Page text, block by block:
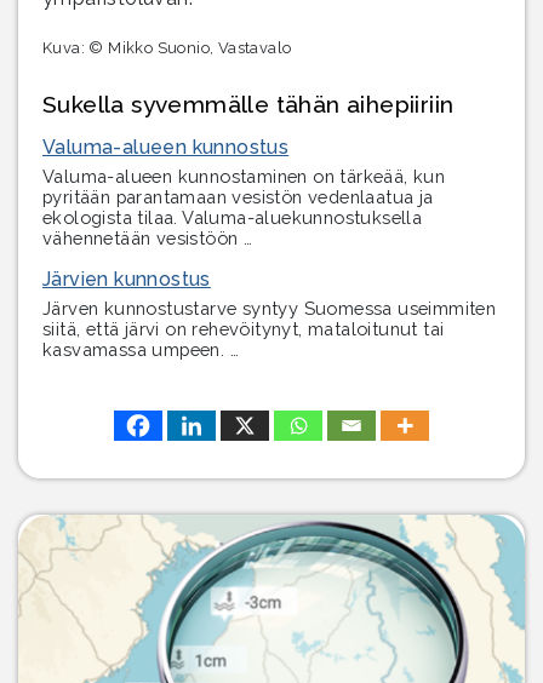
Kuva: © Mikko Suonio, Vastavalo
Sukella syvemmälle tähän aihepiiriin
Valuma-alueen kunnostus
Valuma-alueen kunnostaminen on tärkeää, kun
pyritään parantamaan vesistön vedenlaatua ja
ekologista tilaa. Valuma-aluekunnostuksella
vähennetään vesistöön …
Järvien kunnostus
Järven kunnostustarve syntyy Suomessa useimmiten
siitä, että järvi on rehevöitynyt, mataloitunut tai
kasvamassa umpeen. …